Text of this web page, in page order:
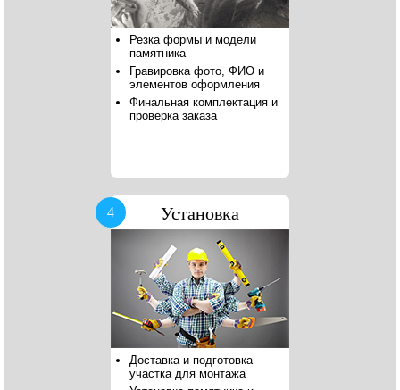
Резка формы и модели
памятника
Гравировка фото, ФИО и
элементов оформления
Финальная комплектация и
проверка заказа
4 Установка
Доставка и подготовка
участка для монтажа